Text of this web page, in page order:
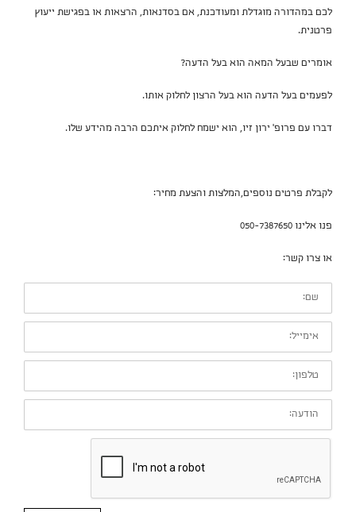
לכם במהדורה מוגדלת ומעודכנת, אם בסדנאות, הרצאות או בפגישת ייעוץ
פרטנית.
אומרים שבעל המאה הוא בעל הדעה?
לפעמים בעל הדעה הוא בעל הרצון לחלוק אותו.
דברו עם פרופ' ירון זיו, הוא ישמח לחלוק איתכם הרבה מהידע שלו.
לקבלת פרטים נוספים,המלצות והצעת מחיר:
פנו אלינו 050-7387650
או צרו קשר:
שם:
אימייל:
טלפון:
הודעה: